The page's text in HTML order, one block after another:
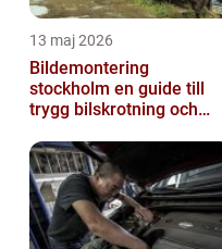
13 maj 2026
Bildemontering
stockholm en guide till
trygg bilskrotning och